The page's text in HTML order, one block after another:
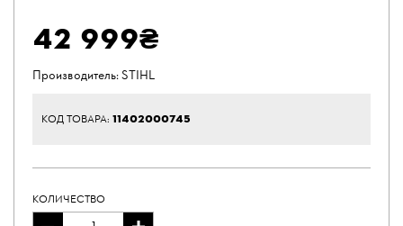
42 999₴
Производитель:STIHL
КОД ТОВАРА: 11402000745
КОЛИЧЕСТВО